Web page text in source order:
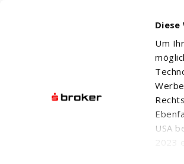
Um
USA
2023